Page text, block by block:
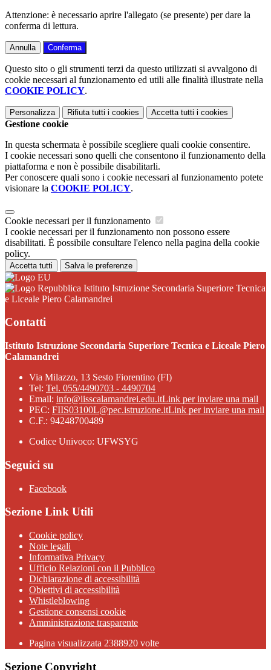
Attenzione: è necessario aprire l'allegato (se presente) per dare la
conferma di lettura.
Annulla Conferma
Questo sito o gli strumenti terzi da questo utilizzati si avvalgono di
cookie necessari al funzionamento ed utili alle finalità illustrate nella
COOKIE POLICY.
Personalizza Rifiuta tutti i cookies Accetta tutti i cookies
Gestione cookie
In questa schermata è possibile scegliere quali cookie consentire.
I cookie necessari sono quelli che consentono il funzionamento della
piattaforma e non è possibile disabilitarli.
Per conoscere quali sono i cookie necessari al funzionamento potete
visionare la COOKIE POLICY.
Cookie necessari per il funzionamento
I cookie necessari per il funzionamento non possono essere
disabilitati. È possibile consultare l'elenco nella pagina della cookie
policy.
Accetta tutti Salva le preferenze
Istituto Istruzione Secondaria Superiore Tecnica
e Liceale Piero Calamandrei
Contatti
Istituto Istruzione Secondaria Superiore Tecnica e Liceale Piero
Calamandrei
Via Milazzo, 13 Sesto Fiorentino (FI)
Tel: Tel. 055/4490703 - 4490704
Email: info@iisscalamandrei.edu.itLink per inviare una mail
PEC: FIIS03100L@pec.istruzione.itLink per inviare una mail
C.F.: 94248700489
Codice Univoco: UFWSYG
Seguici su
Facebook
Sezione Link Utili
Cookie policy
Note legali
Informativa Privacy
Ufficio Relazioni con il Pubblico
Dichiarazione di accessibilità
Obiettivi di accessibilità
Whistleblowing
Gestione consensi cookie
Amministrazione trasparente
Pagina visualizzata 2388920 volte
Sezione Copyright